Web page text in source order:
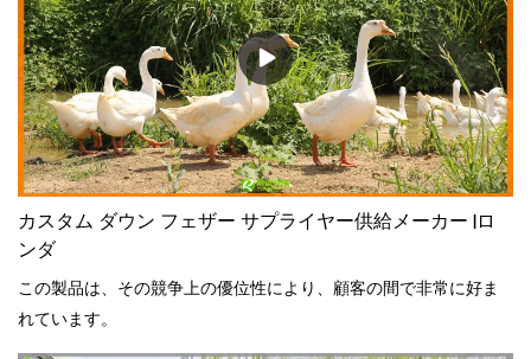
カスタム ダウン フェザー サプライヤー供給メーカー |ロ
ンダ
この製品は、その競争上の優位性により、顧客の間で非常に好ま
れています。